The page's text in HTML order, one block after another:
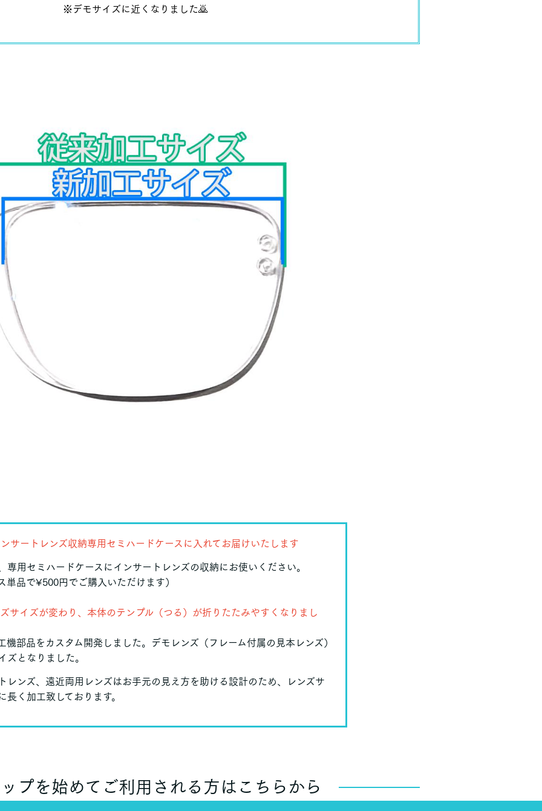
※デモサイズに近くなりました🙇
サートレンズ収納専用セミハードケースに入れてお届けいたします
専用セミハードケースにインサートレンズの収納にお使いください。
単品で¥500円でご購入いただけます）
サイズが変わり、本体のテンプル（つる）が折りたたみやすくなりまし
機部品をカスタム開発しました。
デモレンズ（フレーム付属の見本レンズ）
ズとなりました。
レンズ、遠近両用レンズはお手元の見え方を助ける設計のため、レンズサ
長く加工致しております。
プを始めてご利用される方はこちらから